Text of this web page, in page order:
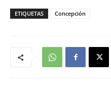
ETIQUETAS Concepción